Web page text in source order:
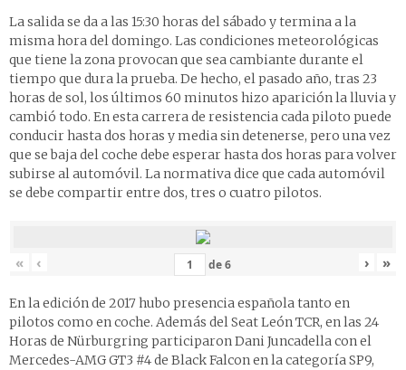
La salida se da a las 15:30 horas del sábado y termina a la
misma hora del domingo. Las condiciones meteorológicas
que tiene la zona provocan que sea cambiante durante el
tiempo que dura la prueba. De hecho, el pasado año, tras 23
horas de sol, los últimos 60 minutos hizo aparición la lluvia y
cambió todo. En esta carrera de resistencia cada piloto puede
conducir hasta dos horas y media sin detenerse, pero una vez
que se baja del coche debe esperar hasta dos horas para volver
subirse al automóvil. La normativa dice que cada automóvil
se debe compartir entre dos, tres o cuatro pilotos.
« ‹ de6 › »
En la edición de 2017 hubo presencia española tanto en
pilotos como en coche. Además del Seat León TCR, en las 24
Horas de Nürburgring participaron Dani Juncadella con el
Mercedes-AMG GT3 #4 de Black Falcon en la categoría SP9,